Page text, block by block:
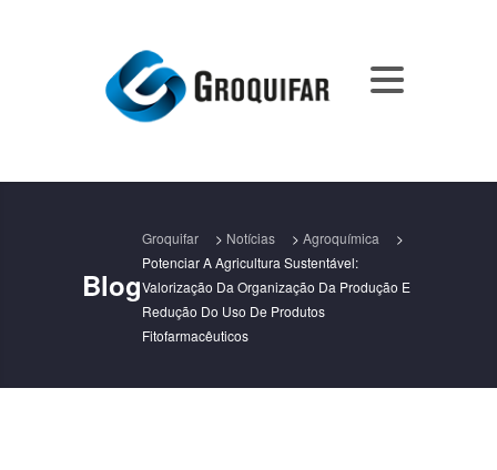
Blog
Groquifar > Notícias > Agroquímica
>
Potenciar A Agricultura Sustentável:
Valorização Da Organização Da Produção E
Redução Do Uso De Produtos
Fitofarmacêuticos